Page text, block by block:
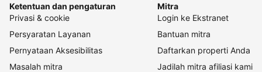
Ketentuan dan pengaturan
Privasi & cookie
Persyaratan Layanan
Pernyataan Aksesibilitas
Masalah mitra
Mitra
Login ke Ekstranet
Bantuan mitra
Daftarkan properti Anda
Jadilah mitra afiliasi kami